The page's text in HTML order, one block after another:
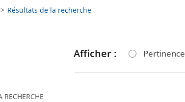
Résultats de la recherche
RECHERCHE
Afficher : Pertinence